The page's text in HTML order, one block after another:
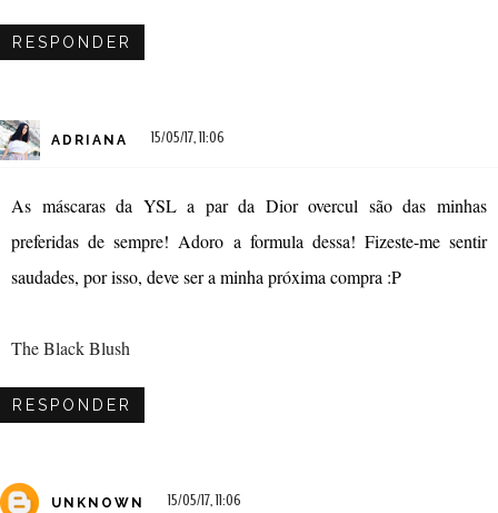
RESPONDER
ADRIANA 15/05/17, 11:06
As máscaras da YSL a par da Dior overcul são das minhas
preferidas de sempre! Adoro a formula dessa! Fizeste-me sentir
saudades, por isso, deve ser a minha próxima compra :P
The Black Blush
RESPONDER
UNKNOWN 15/05/17, 11:06